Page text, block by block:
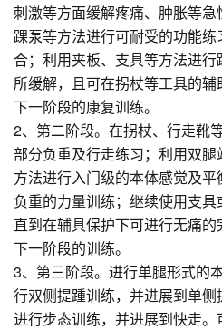
刺激等方面缓解疼痛、肿胀等急
踝泵等方法进行可耐受的功能
合；利用夹板、支具等方法进
所缓解，且可在拐杖等工具的
下一阶段的康复训练。
2、第二阶段。在拐杖、行走靴
部分负重及行走练习；利用双
方法进行入门级的本体感觉及
负重的力量训练；继续使用支具
直到在辅具保护下可进行无痛
下一阶段的训练。
3、第三阶段。进行单腿形式的
行双侧提踵训练，并进展到单
进行步态训练，并进展到快走